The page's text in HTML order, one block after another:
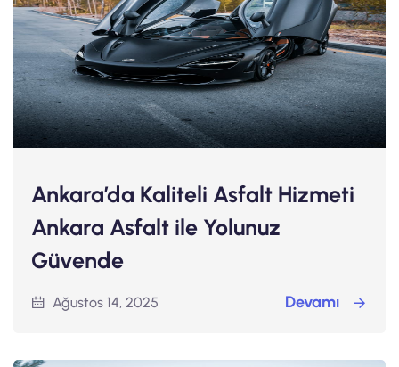
Ankara’da Kaliteli Asfalt Hizmeti
Ankara Asfalt ile Yolunuz
Güvende
Ağustos 14, 2025 Devamı